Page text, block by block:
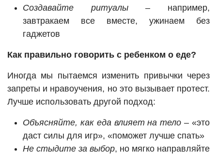
Создавайте ритуалы– например,
завтракаем все вместе, ужинаем без
гаджетов
Как правильно говорить с ребенком о еде?
Иногда мы пытаемся изменить привычки через
запреты и нравоучения, но это вызывает протест.
Лучше использовать другой подход:
Объясняйте, как еда влияет на тело – «это
даст силы для игр», «поможет лучше спать»
Не стыдите за выбор, но мягко направляйте